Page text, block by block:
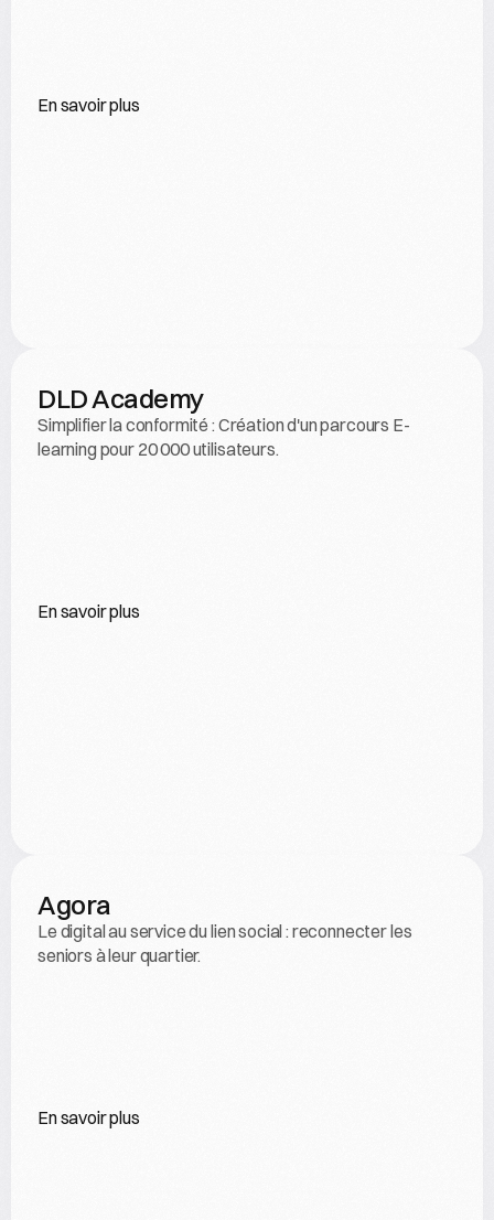
En savoir plus
DLD Academy
Simplifier la conformité : Création d'un parcours E-
learning pour 20 000 utilisateurs.
En savoir plus
Agora
Le digital au service du lien social : reconnecter les
seniors à leur quartier.
En savoir plus